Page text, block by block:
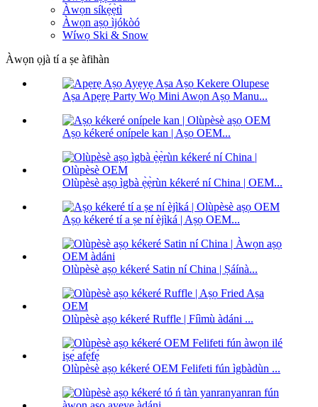
Àwọn síkẹ́ẹ̀tì
Àwọn aṣọ ìjókòó
Wíwọ Ski & Snow
Àwọn ọjà tí a ṣe àfihàn
Aṣa Apẹrẹ Party Wọ Mini Awọn Aṣọ Manu...
Aṣọ kékeré onípele kan | Aṣọ OEM...
Olùpèsè aṣọ ìgbà ẹ̀ẹ̀rùn kékeré ní China | OEM...
Aṣọ kékeré tí a ṣe ní èjìká | Aṣọ OEM...
Olùpèsè aṣọ kékeré Satin ní China | Ṣáínà...
Olùpèsè aṣọ kékeré Ruffle | Fíìmù àdáni ...
Olùpèsè aṣọ kékeré OEM Felifeti fún ìgbàdùn ...